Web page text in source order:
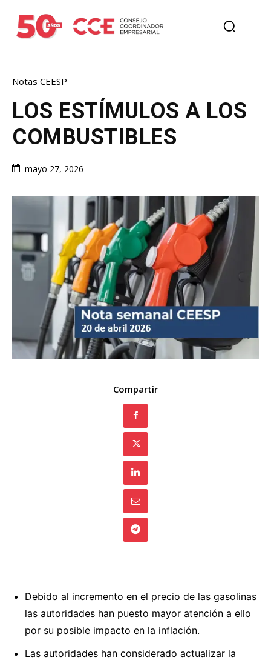
Notas CEESP
LOS ESTÍMULOS A LOS
COMBUSTIBLES
mayo 27, 2026
Compartir
Debido al incremento en el precio de las gasolinas
las autoridades han puesto mayor atención a ello
por su posible impacto en la inflación.
Las autoridades han considerado actualizar la